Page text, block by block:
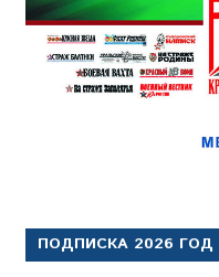
ПОДПИСКА 2026 ГОД